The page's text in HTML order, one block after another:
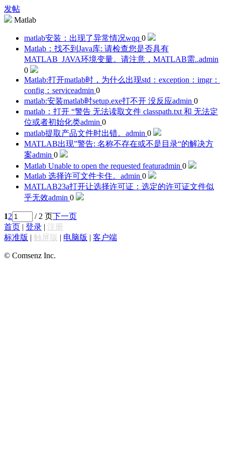
发帖
Matlab
matlab安装：出现了异常情况wqq 0
Matlab：找不到Java库: 请检查您是否具有
MATLAB_JAVA环境变量。请注意，MATLAB需..admin
0
Matlab:打开matlab时，为什么出现std：exception：imgr：
config：serviceadmin 0
matlab:安装matlab时setup.exe打不开 没反应admin 0
matlab：打开 “警告 无法读取文件 classpath.txt 和 无法定
位或者初始化类admin 0
matlab提取产品文件时出错。 admin 0
MATLAB出现”警告: 名称不存在或不是目录“的解决方
案admin 0
Matlab Unable to open the requested featuradmin 0
Matlab 选择许可文件卡住。 admin 0
MATLAB23a打开让选择许可证：选定的许可证文件似
乎无效admin 0
12 / 2 页下一页
首页 | 登录 | 注册
标准版 | 触屏版 | 电脑版 | 客户端
© Comsenz Inc.